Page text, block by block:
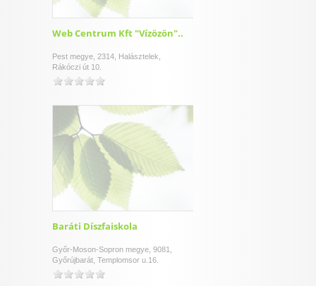
Web Centrum Kft "Vízözön"..
Pest megye, 2314, Halásztelek,
Rákóczi út 10.
Baráti Díszfaiskola
Győr-Moson-Sopron megye, 9081,
Győrújbarát, Templomsor u.16.